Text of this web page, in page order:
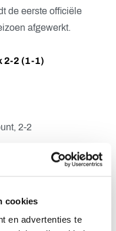
cookies
en advertenties te
de eerste officiële
afgewerkt.
2-2 (1-1)
2-2